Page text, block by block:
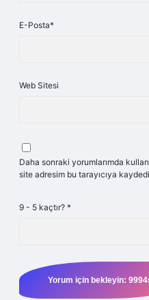
E-Posta*
Web Sitesi
Daha sonraki yorumlarımda
site adresim bu tarayıcıya
9 - 5 kaçtır? *